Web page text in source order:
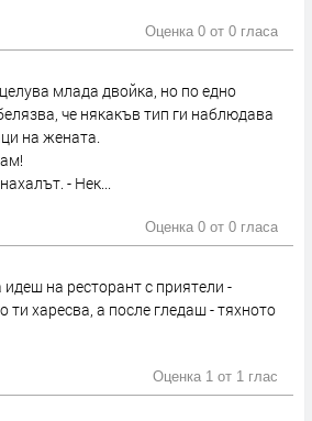
Оценка 0 от 0 гласа
млада двойка, но по едно
че някакъв тип ги наблюдава
на жената.
- Нек...
Оценка 0 от 0 гласа
на ресторант с приятели -
ти харесва, а после гледаш - тяхното
Оценка 1 от 1 глас